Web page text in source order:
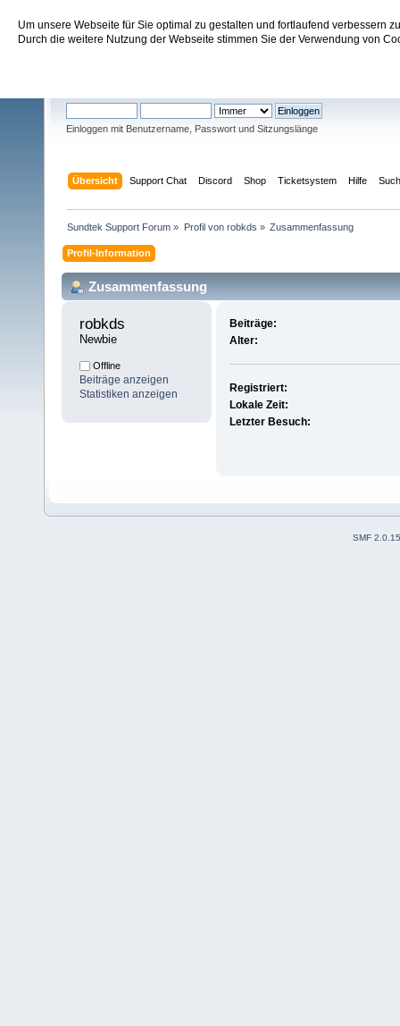
Um unsere Webseite für Sie optimal zu gestalten und fortlaufend verbessern
Durch die weitere Nutzung der Webseite stimmen Sie der Verwendung von
Sundtek Support Forum
Einloggen mit Benutzername, Passwort und Sitzungslänge
Übersicht Support Chat Discord Shop Ticketsystem Hilfe
Sundtek Support Forum » Profil von robkds » Zusammenfassung
Profil-Information
Zusammenfassung
robkds
Newbie
Offline
Beiträge anzeigen
Statistiken anzeigen
Beiträge:
Alter:
Registriert:
Lokale Zeit:
Letzter Besuch:
SMF 2.0.15